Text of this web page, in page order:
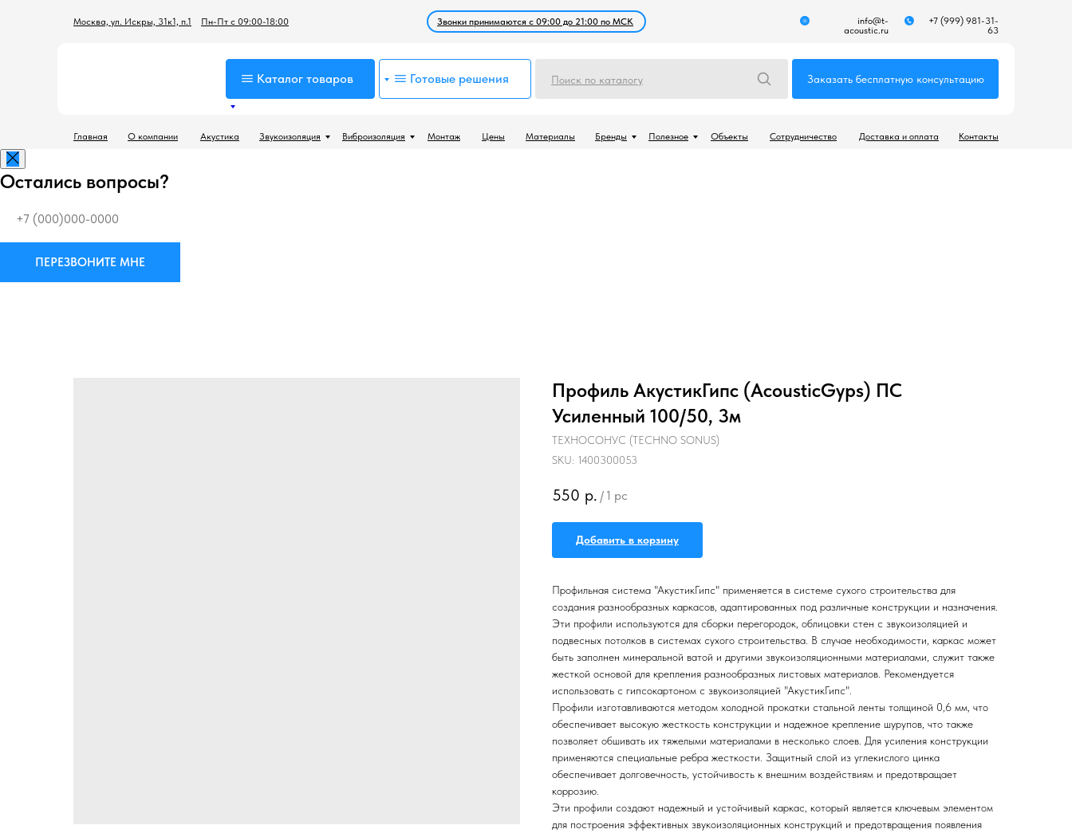
Поиск по каталогу Заказать бесплатную консультацию
+7 (999) 981-31-
63
Главная О компании Звукоизоляция Материалы
Акустика Полезное Объекты Сотрудничество Контакты
Виброизоляция Бренды
Монтаж Цены Доставка и оплата
info@t-
acoustic.ru
Каталог товаров Готовые решения
Москва, ул. Искры, 31к1, п.1 Пн-Пт с 09:00-18:00 Звонки принимаются с 09:00 до 21:00 по МСК
Остались вопросы?
ПЕРЕЗВОНИТЕ МНЕ
Профиль АкустикГипс (AcousticGyps) ПС
Усиленный 100/50, 3м
ТЕХНОСОНУС (TECHNO SONUS)
SKU: 1400300053
550 р. / 1 pc
Добавить в корзину
Профильная система "АкустикГипс" применяется в системе сухого строительства для
создания разнообразных каркасов, адаптированных под различные конструкции и назначения.
Эти профили используются для сборки перегородок, облицовки стен с звукоизоляцией и
подвесных потолков в системах сухого строительства. В случае необходимости, каркас может
быть заполнен минеральной ватой и другими звукоизоляционными материалами, служит также
жесткой основой для крепления разнообразных листовых материалов. Рекомендуется
использовать с гипсокартоном с звукоизоляцией "АкустикГипс".
Профили изготавливаются методом холодной прокатки стальной ленты толщиной 0,6 мм, что
обеспечивает высокую жесткость конструкции и надежное крепление шурупов, что также
позволяет обшивать их тяжелыми материалами в несколько слоев. Для усиления конструкции
применяются специальные ребра жесткости. Защитный слой из углекислого цинка
обеспечивает долговечность, устойчивость к внешним воздействиям и предотвращает
коррозию.
Эти профили создают надежный и устойчивый каркас, который является ключевым элементом
для построения эффективных звукоизоляционных конструкций и предотвращения появления